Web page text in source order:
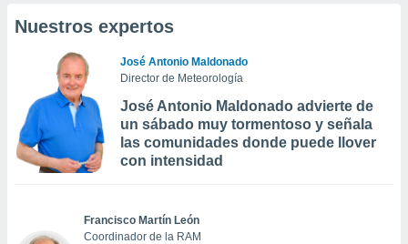
Nuestros expertos
José Antonio Maldonado
Director de Meteorología
José Antonio Maldonado advierte de
un sábado muy tormentoso y señala
las comunidades donde puede llover
con intensidad
Francisco Martín León
Coordinador de la RAM